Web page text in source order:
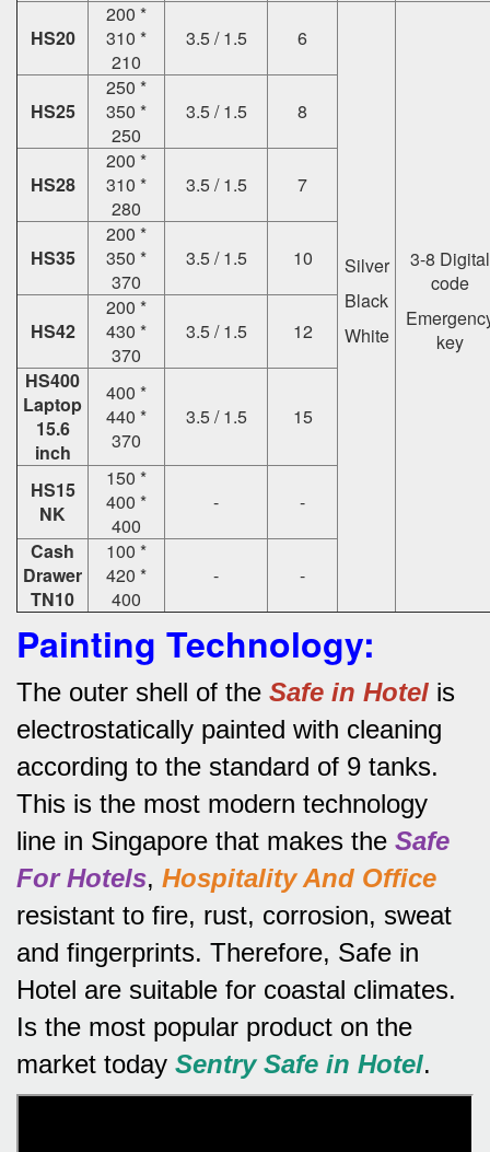
HS20
200 *
310 *
210
3.5 / 1.5 6
Silver
Black
White
3-8 Digital
code
key
HS25
250 *
350 *
250
3.5 / 1.5 8
HS28
200 *
310 *
280
3.5 / 1.5 7
HS35
200 *
350 *
370
3.5 / 1.5 10
HS42
200 *
430 *
370
3.5 / 1.5
12
HS400
Laptop
15.6
inch
400 *
440 *
370
3.5 / 1.5 15
HS15
NK
150 *
400 *
400
-
-
Cash
Drawer
TN10
100 *
420 *
400
- -
Painting Technology:
The outer shell of the Safe in Hotel is
electrostatically painted with cleaning
according to the standard of 9 tanks.
This is the most modern technology
line in Singapore that makes the Safe
For Hotels, Hospitality And Office
resistant to fire, rust, corrosion, sweat
and fingerprints. Therefore, Safe in
Hotel are suitable for coastal climates.
Is the most popular product on the
market today Sentry Safe in Hotel.